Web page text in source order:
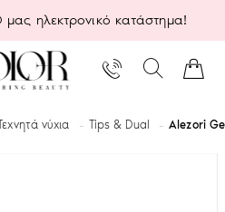
ηλεκτρονικό κατάστημα!
νύχια Tips & Dual Alezori